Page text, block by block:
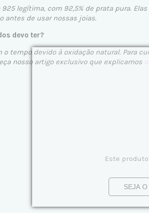
legítima, com 92,5% de prata pura.
antes de usar nossas joias.
devo ter?
o tempo devido à oxidação natural. Para
nosso artigo exclusivo que explicamos
Este
SEJA O